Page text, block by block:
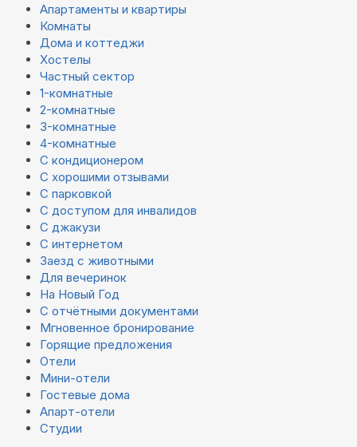
Апартаменты и квартиры
Комнаты
Дома и коттеджи
Хостелы
Частный сектор
1-комнатные
2-комнатные
3-комнатные
4-комнатные
С кондиционером
С хорошими отзывами
С парковкой
С доступом для инвалидов
С джакузи
С интернетом
Заезд с животными
Для вечеринок
На Новый Год
С отчётными документами
Мгновенное бронирование
Горящие предложения
Отели
Мини-отели
Гостевые дома
Апарт-отели
Студии